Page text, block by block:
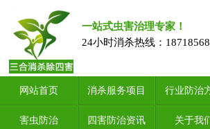
一站式虫害治理专家！
24小时消杀热线：
网站首页 消杀服务项目 行业防治
害虫防治 四害防治资讯 关于我